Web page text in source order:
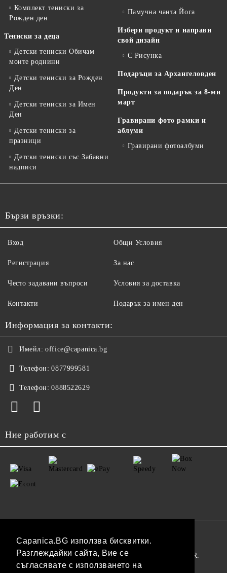
Capanica.BG използва бисквитки.
Разглеждайки сайта, Вие се
съгласявате с използването на
Комплект тениски за
Рожден ден
Тениски за деца
Детски тениски Обичам
моите роднини
Детски тениски за Рожден
Ден
Детски тениски за Имен
Ден
Детски тениски за
празници
Детски тениски със Забавни
надписи
Памучна чанта Йога
Избери продукт и направи
свой дизайн
С Рисунка
Подаръци за Архангеловден
Продукти за подарък за 8-ми
март
Гравирани фото рамки и
аблуми
Гравирани фотоалбуми
Бързи връзки:
Вход
Регистрация
Често задавани въпроси
Контакти
Общи Условия
За нас
Условия за доставка
Подарък за имен ден
Информация за контакти:
Имейл: office@capanica.bg
Телефон: 0877999581
Телефон: 0888522629
Ние работим с
Нашият онлайн магазин е 100% съобразен с GDPR.